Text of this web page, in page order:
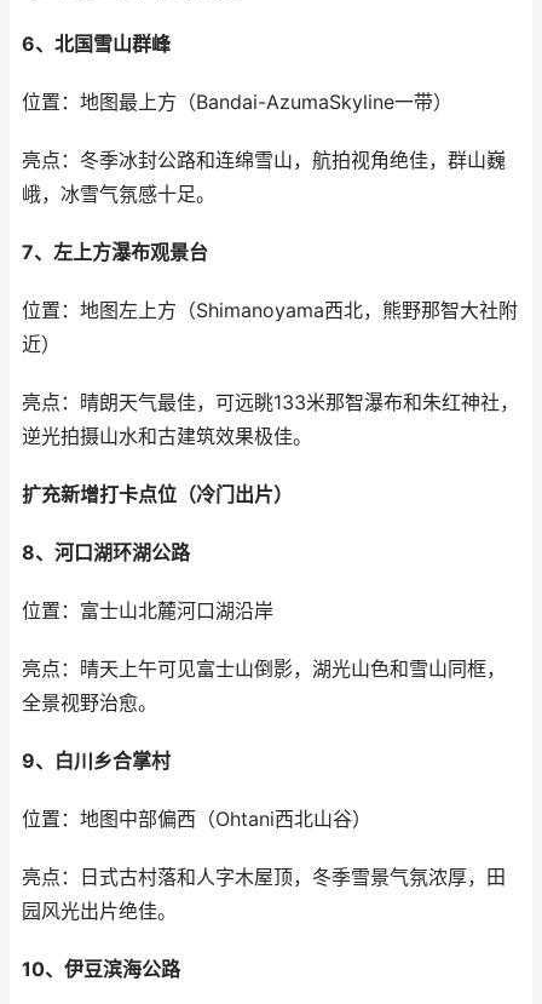
6、北国雪山群峰
位置：地图最上方（Bandai-AzumaSkyline一带）
亮点：冬季冰封公路和连绵雪山，航拍视角绝佳，群山巍
峨，冰雪气氛感十足。
7、左上方瀑布观景台
位置：地图左上方（Shimanoyama西北，熊野那智大社附
近）
亮点：晴朗天气最佳，可远眺133米那智瀑布和朱红神社，
逆光拍摄山水和古建筑效果极佳。
扩充新增打卡点位（冷门出片）
8、河口湖环湖公路
位置：富士山北麓河口湖沿岸
亮点：晴天上午可见富士山倒影，湖光山色和雪山同框，
全景视野治愈。
9、白川乡合掌村
位置：地图中部偏西（Ohtani西北山谷）
亮点：日式古村落和人字木屋顶，冬季雪景气氛浓厚，田
园风光出片绝佳。
10、伊豆滨海公路